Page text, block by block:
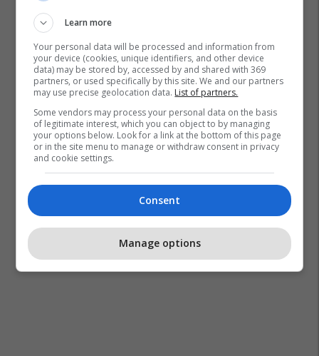
Automjetet Elektrike
Learn more
Your personal data will be processed and information from
your device (cookies, unique identifiers, and other device
data) may be stored by, accessed by and shared with 369
partners, or used specifically by this site. We and our partners
may use precise geolocation data. List of partners.
Some vendors may process your personal data on the basis
of legitimate interest, which you can object to by managing
your options below. Look for a link at the bottom of this page
or in the site menu to manage or withdraw consent in privacy
and cookie settings.
Consent
Manage options